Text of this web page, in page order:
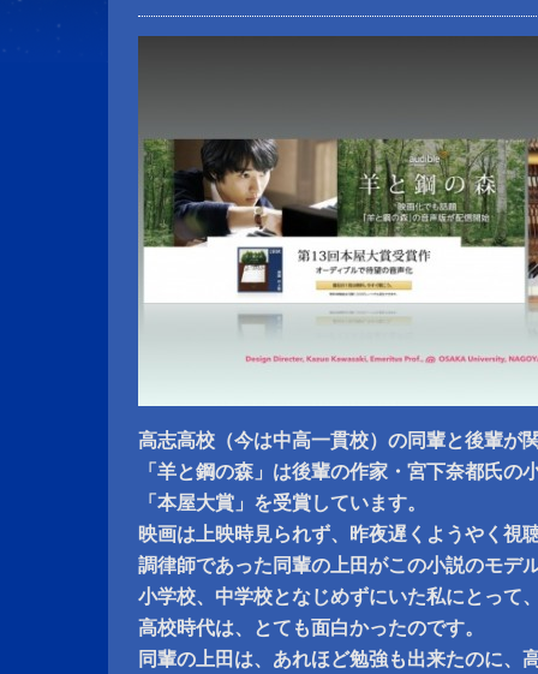
高志高校（今は中高一貫校）の同輩と後輩が
「羊と鋼の森」は後輩の作家・宮下奈都氏の
「本屋大賞」を受賞しています。
映画は上映時見られず、昨夜遅くようやく視
調律師であった同輩の上田がこの小説のモデ
小学校、中学校となじめずにいた私にとって
高校時代は、とても面白かったのです。
同輩の上田は、あれほど勉強も出来たのに、